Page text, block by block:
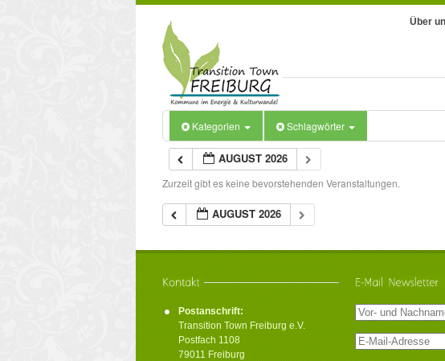
Über
Kategorien Schlagwörter
AUGUST 2026
Zurzeit gibt es keine bevorstehenden Veranstaltungen.
AUGUST 2026
Postanschrift:
Transition Town Freiburg e.V.
Postfach 1108
79011 Freiburg